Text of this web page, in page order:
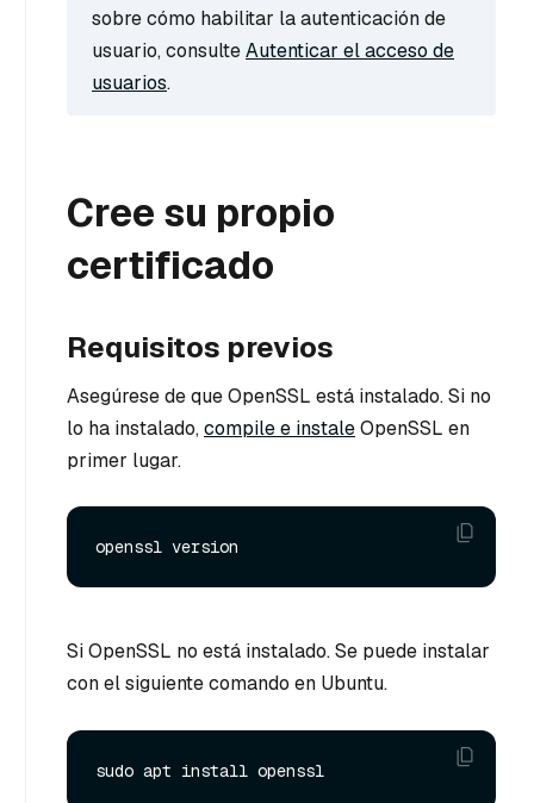
sobre cómo habilitar la autenticación de
usuario, consulteAutenticar el acceso de
usuarios.
Cree su propio
certificado
Requisitos previos
Asegúrese de que OpenSSL está instalado. Si no
lo ha instalado,compile e instaleOpenSSL en
primer lugar.
Si OpenSSL no está instalado. Se puede instalar
con el siguiente comando en Ubuntu.